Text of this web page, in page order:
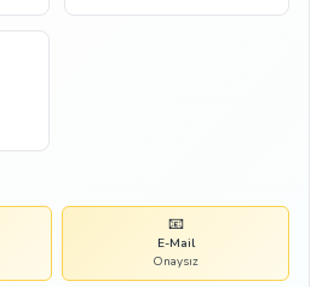
📧
E-Mail
Onaysız